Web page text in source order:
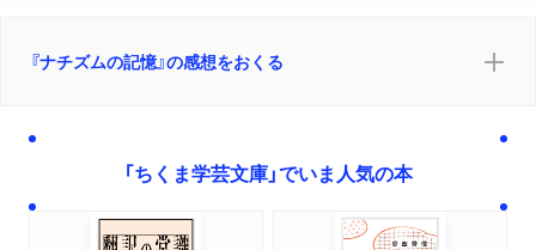
『ナチズムの記憶』の感想をおくる
「ちくま学芸文庫」でいま人気の本